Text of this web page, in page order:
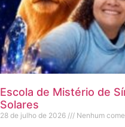
Escola de Mistério de
Solares
28 de julho de 2026 Nenhum